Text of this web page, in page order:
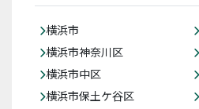
横浜市
横浜市神奈川区
横浜市中区
横浜市保土ケ谷区